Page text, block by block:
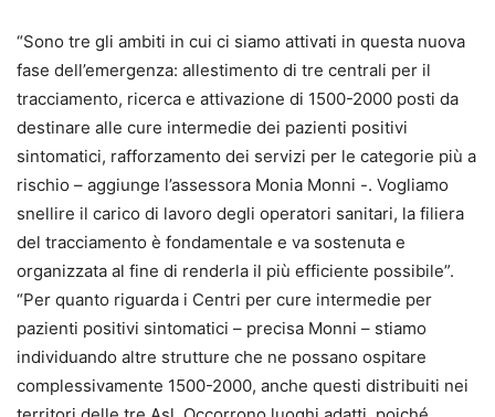
“Sono tre gli ambiti in cui ci siamo attivati in questa nuova
fase dell’emergenza: allestimento di tre centrali per il
tracciamento, ricerca e attivazione di 1500-2000 posti da
destinare alle cure intermedie dei pazienti positivi
sintomatici, rafforzamento dei servizi per le categorie più a
rischio – aggiunge l’assessora Monia Monni -. Vogliamo
snellire il carico di lavoro degli operatori sanitari, la filiera
del tracciamento è fondamentale e va sostenuta e
organizzata al fine di renderla il più efficiente possibile”.
“Per quanto riguarda i Centri per cure intermedie per
pazienti positivi sintomatici – precisa Monni – stiamo
individuando altre strutture che ne possano ospitare
complessivamente 1500-2000, anche questi distribuiti nei